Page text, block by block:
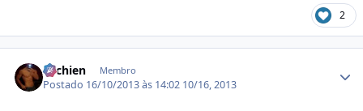
2
ritchien Membro
Postado 16/10/2013 às 14:02 10/16, 2013